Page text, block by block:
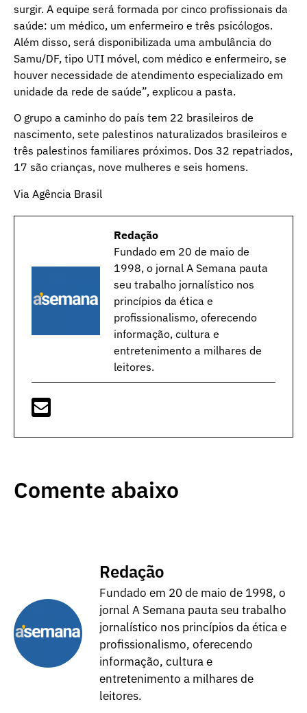
surgir. A equipe será formada por cinco profissionais da
saúde: um médico, um enfermeiro e três psicólogos.
Além disso, será disponibilizada uma ambulância do
Samu/DF, tipo UTI móvel, com médico e enfermeiro, se
houver necessidade de atendimento especializado em
unidade da rede de saúde”, explicou a pasta.
O grupo a caminho do país tem 22 brasileiros de
nascimento, sete palestinos naturalizados brasileiros e
três palestinos familiares próximos. Dos 32 repatriados,
17 são crianças, nove mulheres e seis homens.
Via Agência Brasil
Redação
Fundado em 20 de maio de
1998, o jornal A Semana pauta
seu trabalho jornalístico nos
princípios da ética e
profissionalismo, oferecendo
informação, cultura e
entretenimento a milhares de
leitores.
Comente abaixo
Redação
Fundado em 20 de maio de 1998, o
jornal A Semana pauta seu trabalho
jornalístico nos princípios da ética e
profissionalismo, oferecendo
informação, cultura e
entretenimento a milhares de
leitores.